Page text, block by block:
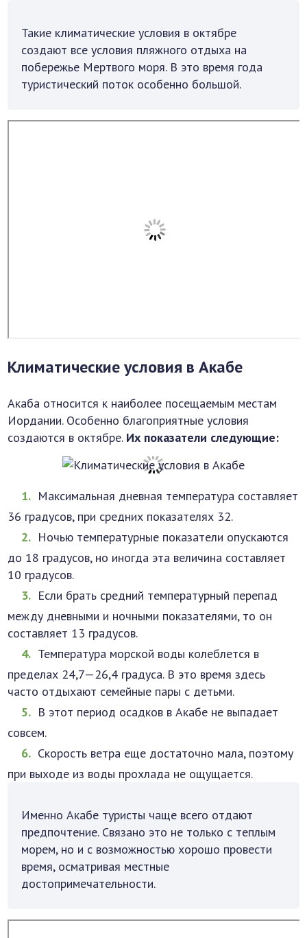
Такие климатические условия в октябре
создают все условия пляжного отдыха на
побережье Мертвого моря. В это время года
туристический поток особенно большой.
Климатические условия в Акабе
Акаба относится к наиболее посещаемым местам
Иордании. Особенно благоприятные условия
создаются в октябре. Их показатели следующие:
Максимальная дневная температура составляет
36 градусов, при средних показателях 32.
Ночью температурные показатели опускаются
до 18 градусов, но иногда эта величина составляет
10 градусов.
Если брать средний температурный перепад
между дневными и ночными показателями, то он
составляет 13 градусов.
Температура морской воды колеблется в
пределах 24,7—26,4 градуса. В это время здесь
часто отдыхают семейные пары с детьми.
В этот период осадков в Акабе не выпадает
совсем.
Скорость ветра еще достаточно мала, поэтому
при выходе из воды прохлада не ощущается.
Именно Акабе туристы чаще всего отдают
предпочтение. Связано это не только с теплым
морем, но и с возможностью хорошо провести
время, осматривая местные
достопримечательности.